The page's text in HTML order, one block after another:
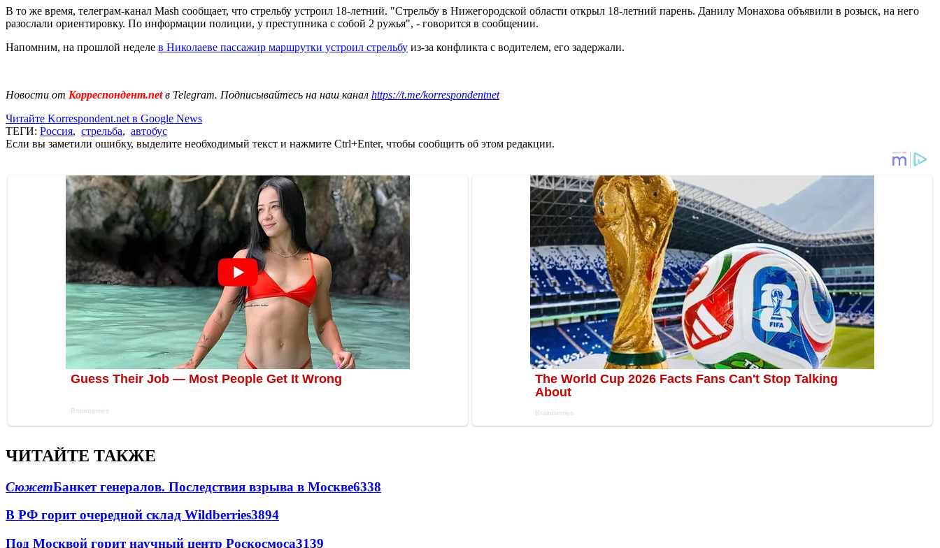
В то же время, телеграм-канал Mash сообщает, что стрельбу устроил 18-летний. "Стрельбу в Нижегородской области открыл 18-летний парень. Данилу Монахова объявили в розыск, на него
разослали ориентировку. По информации полиции, у преступника с собой 2 ружья", - говорится в сообщении.
Напомним, на прошлой неделе в Николаеве пассажир маршрутки устроил стрельбу из-за конфликта с водителем, его задержали.
Новости от Корреспондент.netв Telegram. Подписывайтесь на наш канал https://t.me/korrespondentnet
Читайте Korrespondent.net в Google News
ТЕГИ: Россия, стрельба, автобус
Если вы заметили ошибку, выделите необходимый текст и нажмите Ctrl+Enter, чтобы сообщить об этом редакции.
ЧИТАЙТЕ ТАКЖЕ
СюжетБанкет генералов. Последствия взрыва в Москве6338
В РФ горит очередной склад Wildberries3894
Под Москвой горит научный центр Роскосмоса3139